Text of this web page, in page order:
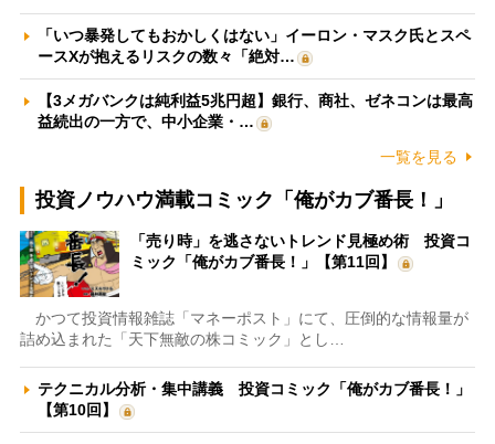
「いつ暴発してもおかしくはない」イーロン・マスク氏とスペ
ースXが抱えるリスクの数々「絶対…
【3メガバンクは純利益5兆円超】銀行、商社、ゼネコンは最高
益続出の一方で、中小企業・…
一覧を見る
投資ノウハウ満載コミック「俺がカブ番長！」
「売り時」を逃さないトレンド見極め術 投資コ
ミック「俺がカブ番長！」【第11回】
かつて投資情報雑誌「マネーポスト」にて、圧倒的な情報量が
詰め込まれた「天下無敵の株コミック」とし…
テクニカル分析・集中講義 投資コミック「俺がカブ番長！」
【第10回】